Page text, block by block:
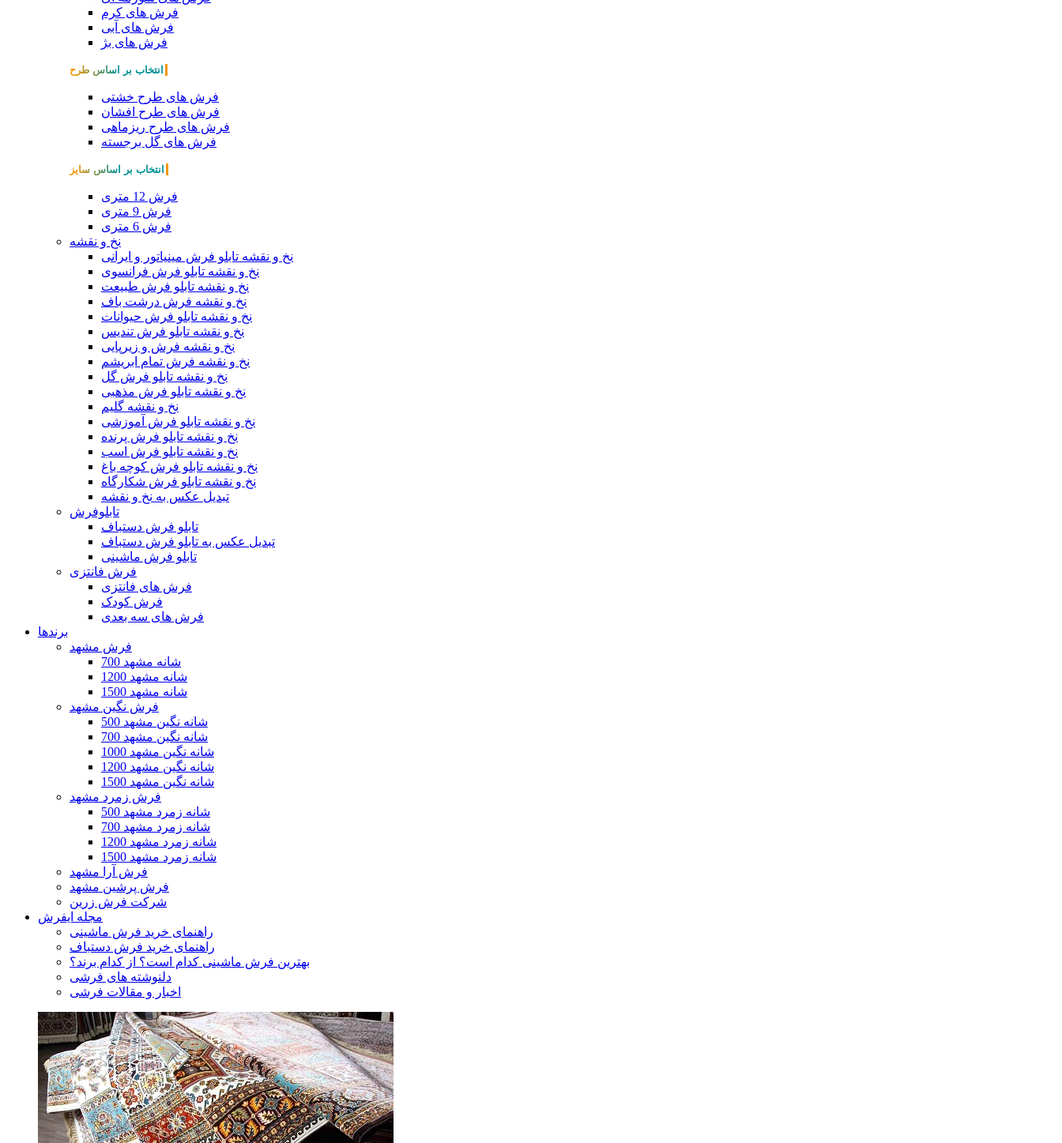
فرش های کرم
فرش های آبی
فرش های بژ
انتخاب بر اساس طرح
فرش های طرح خشتی
فرش های طرح افشان
فرش های طرح ریزماهی
فرش های گل برجسته
انتخاب بر اساس سایز
فرش 12 متری
فرش 9 متری
فرش 6 متری
نخ و نقشه
نخ و نقشه تابلو فرش مینیاتور و ایرانی
نخ و نقشه تابلو فرش فرانسوی
نخ و نقشه تابلو فرش طبیعت
نخ و نقشه فرش درشت باف
نخ و نقشه تابلو فرش حیوانات
نخ و نقشه تابلو فرش تندیس
نخ و نقشه فرش و زیرپایی
نخ و نقشه فرش تمام ابریشم
نخ و نقشه تابلو فرش گل
نخ و نقشه تابلو فرش مذهبی
نخ و نقشه گلیم
نخ و نقشه تابلو فرش آموزشی
نخ و نقشه تابلو فرش پرنده
نخ و نقشه تابلو فرش اسب
نخ و نقشه تابلو فرش کوچه باغ
نخ و نقشه تابلو فرش شکارگاه
تبدیل عکس به نخ و نقشه
تابلوفرش
تابلو فرش دستباف
تبدیل عکس به تابلو فرش دستباف
تابلو فرش ماشینی
فرش فانتزی
فرش های فانتزی
فرش کودک
فرش های سه بعدی
برندها
فرش مشهد
700 شانه مشهد
1200 شانه مشهد
1500 شانه مشهد
فرش نگین مشهد
500 شانه نگین مشهد
700 شانه نگین مشهد
1000 شانه نگین مشهد
1200 شانه نگین مشهد
1500 شانه نگین مشهد
فرش زمرد مشهد
500 شانه زمرد مشهد
700 شانه زمرد مشهد
1200 شانه زمرد مشهد
1500 شانه زمرد مشهد
فرش آرا مشهد
فرش پرشین مشهد
شرکت فرش زرین
مجله ایفرش
راهنمای خرید فرش ماشینی
راهنمای خرید فرش دستباف
بهترین فرش ماشینی کدام است؟ از کدام برند؟
دلنوشته های فرشی
اخبار و مقالات فرشی